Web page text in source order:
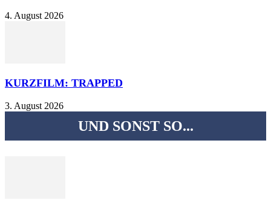
4. August 2026
KURZFILM: TRAPPED
3. August 2026
UND SONST SO...